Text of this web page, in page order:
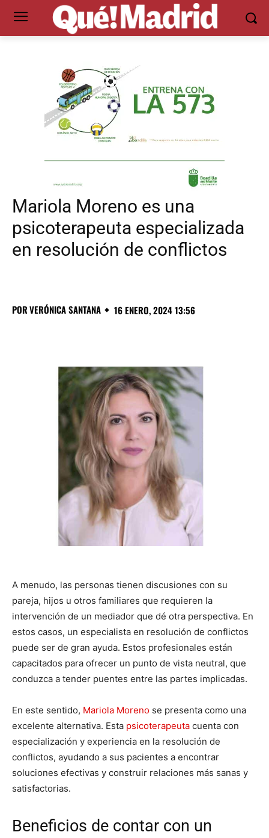
Mariola Moreno es una
psicoterapeuta especializada
en resolución de conflictos
PORVERÓNICA SANTANA 16 ENERO, 2024 13:56
A menudo, las personas tienen discusiones con su
pareja, hijos u otros familiares que requieren la
intervención de un mediador que dé otra perspectiva. En
estos casos, un especialista en resolución de conflictos
puede ser de gran ayuda. Estos profesionales están
capacitados para ofrecer un punto de vista neutral, que
conduzca a tender puentes entre las partes implicadas.
En este sentido, Mariola Moreno se presenta como una
excelente alternativa. Esta psicoterapeuta cuenta con
especialización y experiencia en la resolución de
conflictos, ayudando a sus pacientes a encontrar
soluciones efectivas y construir relaciones más sanas y
satisfactorias.
Beneficios de contar con un